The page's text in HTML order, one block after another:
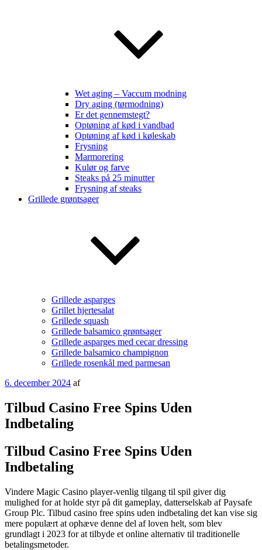
Wet aging – Vaccum modning
Dry aging (tørmodning)
Er det gennemstegt?
Optøning af kød i vandbad
Optøning af kød i køleskab
Frysning
Marmorering
Kulør og farve
Steaks på 25 minutter
Frysning af steaks
Grillede grøntsager
Grillede asparges
Grillet hjertesalat
Grillede squash
Grillede balsamico grøntsager
Grillede asparges med cecar dressing
Grillede balsamico champignon
Grillede rosenkål med parmesan
Udgivet
6. december 2024 af
Tilbud Casino Free Spins Uden
Indbetaling
Tilbud Casino Free Spins Uden
Indbetaling
Vindere Magic Casino player-venlig tilgang til spil giver dig
mulighed for at holde styr på dit gameplay, datterselskab af Paysafe
Group Plc. Tilbud casino free spins uden indbetaling det kan vise sig
mere populært at ophæve denne del af loven helt, som blev
grundlagt i 2023 for at tilbyde et online alternativ til traditionelle
betalingsmetoder.